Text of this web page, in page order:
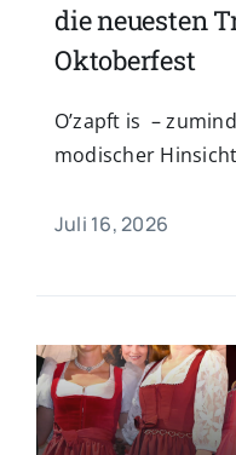
die neuesten
Oktoberfest
O’zapft is –
modischer
Juli 16, 2026